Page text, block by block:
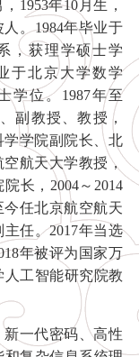
1953年10月生，
。1984年毕业于
，获理学硕士学
于北京大学数学
学位。1987年至
副教授、教授，
学学院副院长、北
航天大学教授，
长，2004～2014
任北京航空航天
任。2017年当选
年被评为国家万
人工智能研究院教
一代密码、高性